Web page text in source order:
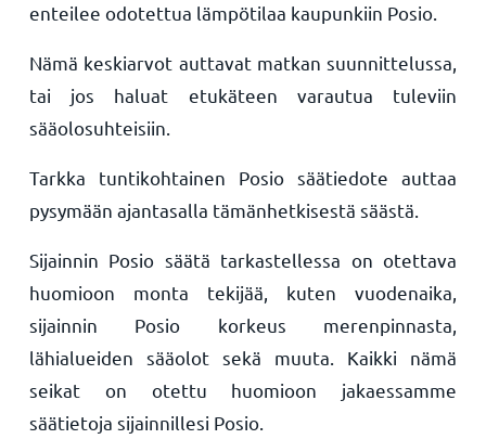
enteilee odotettua lämpötilaa kaupunkiin Posio.
Nämä keskiarvot auttavat matkan suunnittelussa,
tai jos haluat etukäteen varautua tuleviin
sääolosuhteisiin.
Tarkka tuntikohtainen Posio säätiedote auttaa
pysymään ajantasalla tämänhetkisestä säästä.
Sijainnin Posio säätä tarkastellessa on otettava
huomioon monta tekijää, kuten vuodenaika,
sijainnin Posio korkeus merenpinnasta,
lähialueiden sääolot sekä muuta. Kaikki nämä
seikat on otettu huomioon jakaessamme
säätietoja sijainnillesi Posio.